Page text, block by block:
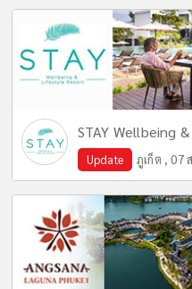
STAY Wellbeing
Update ภูเก็ต , 07